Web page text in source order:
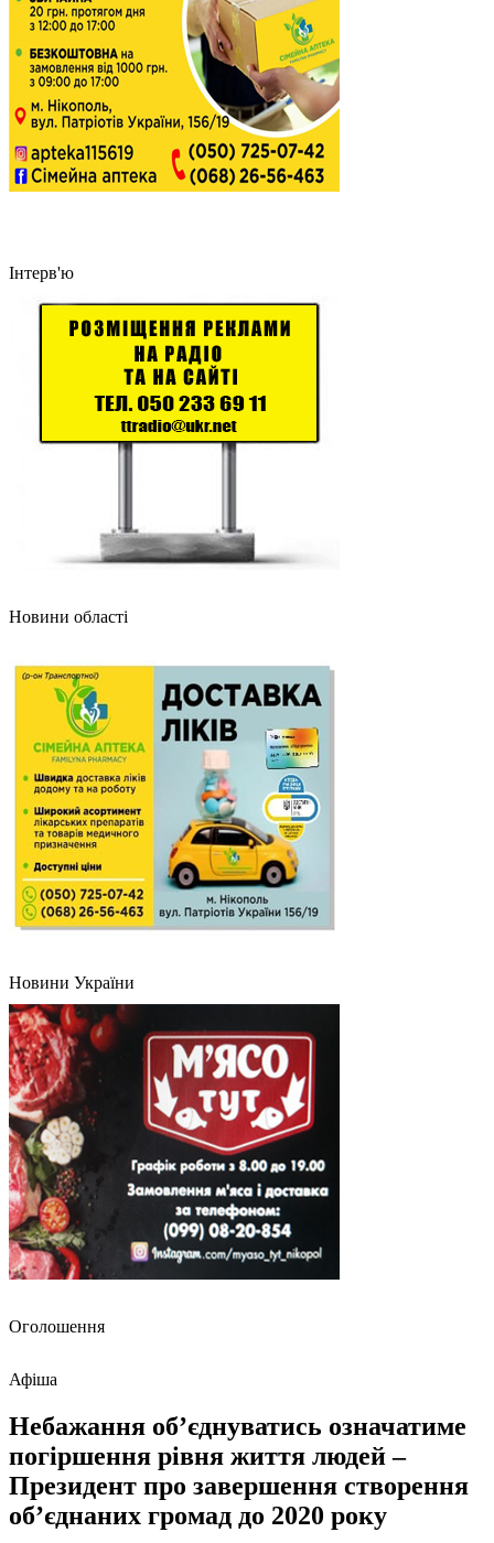
Інтерв'ю
Новини області
Новини України
Оголошення
Афіша
Небажання об’єднуватись означатиме
погіршення рівня життя людей –
Президент про завершення створення
об’єднаних громад до 2020 року